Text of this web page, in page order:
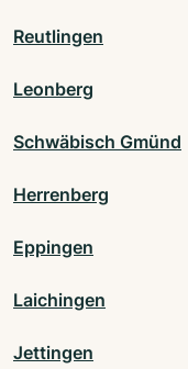
Reutlingen
Leonberg
Schwäbisch Gmünd
Herrenberg
Eppingen
Laichingen
Jettingen